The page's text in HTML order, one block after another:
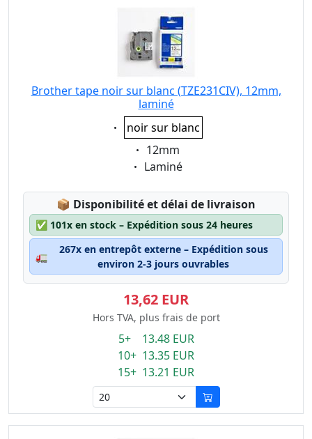
Brother tape noir sur blanc (TZE231CIV), 12mm,
laminé
Eigenschaft:
noir sur blanc
Eigenschaft:
12mm
Eigenschaft:
Laminé
📦 Lagerstatus:
Disponibilité et délai de livraison
✅ 101x en stock – Expédition sous 24 heures
🚛
267x en entrepôt externe – Expédition sous
environ 2-3 jours ouvrables
13,62 EUR
Hors TVA, plus frais de port
5+ 13.48 EUR
10+ 13.35 EUR
15+ 13.21 EUR